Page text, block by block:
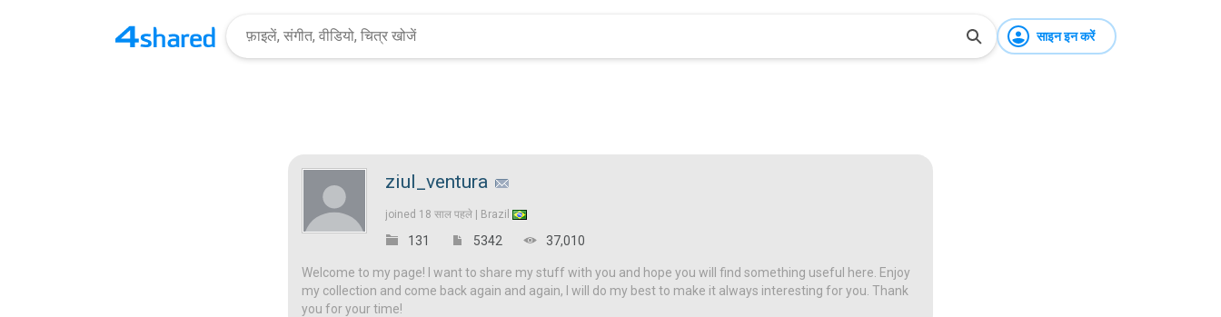
साइन इन करें
ziul_ventura
joined 18 साल पहले | Brazil
131 5342 37,010
Welcome to my page! I want to share my stuff with you and hope you will find something useful here. Enjoy
my collection and come back again and again, I will do my best to make it always interesting for you. Thank
you for your time!